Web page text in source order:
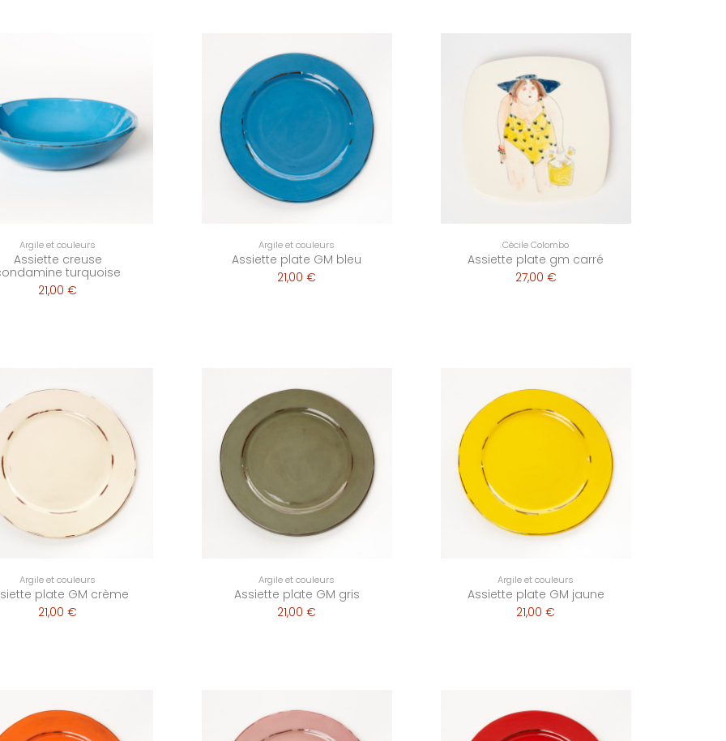
Argile et couleurs
Assiette creuse
turquoise
21,00 €
Argile et couleurs
Assiette plate GM bleu
21,00 €
Cécile Colombo
Assiette plate gm carré
27,00 €
Argile et couleurs
plate GM crème
21,00 €
Argile et couleurs
Assiette plate GM gris
21,00 €
Argile et couleurs
Assiette plate GM jaune
21,00 €